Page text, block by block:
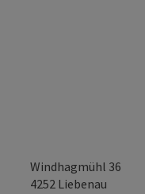
Windhagmühl 36
4252 Liebenau